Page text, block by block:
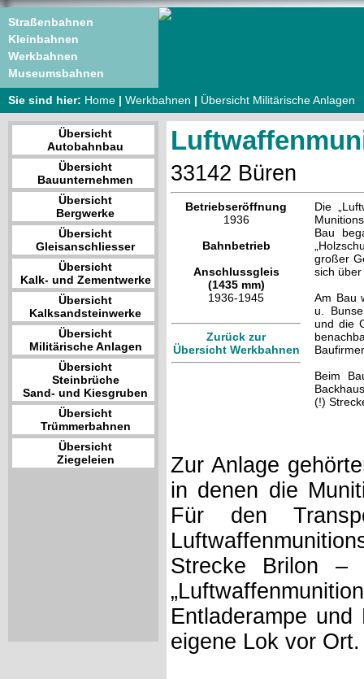
Straßenbahnen
Kleinbahnen
Werkbahnen
Museumsbahnen
Sie sind hier: Home | Werkbahnen | Übersicht Militärische Anlagen
Übersicht
Autobahnbau
Übersicht
Bauunternehmen
Übersicht
Bergwerke
Übersicht
Gleisanschliesser
Übersicht
Kalk- und Zementwerke
Übersicht
Kalksandsteinwerke
Übersicht
Militärische Anlagen
Übersicht
Steinbrüche
Sand- und Kiesgruben
Übersicht
Trümmerbahnen
Übersicht
Ziegeleien
33142 Büren
Betriebseröffnung
1936
Bahnbetrieb
Anschlussgleis
(1435 mm)
1936-1945
Zurück zur
Übersicht Werkbahnen
Die
Bau
großer
sich
Am Bau
u.
und die
Beim
(!)
Zur Anlage
in denen die
Für den
Strecke Brilon –
Entladerampe
eigene Lok vor Ort.